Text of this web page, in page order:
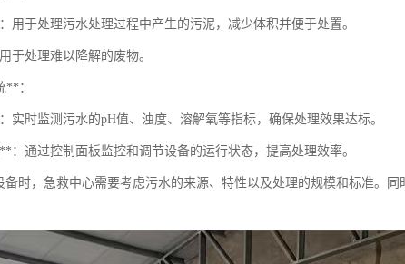
于处理污水处理过程中产生的污泥，减少体积并便于处置。
处理难以降解的废物。
**：
时监测污水的pH值、浊度、溶解氧等指标，确保处理效果达标。
通过控制面板监控和调节设备的运行状态，提高处理效率。
备时，急救中心需要考虑污水的来源、特性以及处理的规模和标准。